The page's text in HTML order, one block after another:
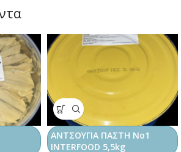
ΑΝΤΣΟΥΓΙΑ ΠΑΣΤΗ Νο1
INTERFOOD 5,5kg